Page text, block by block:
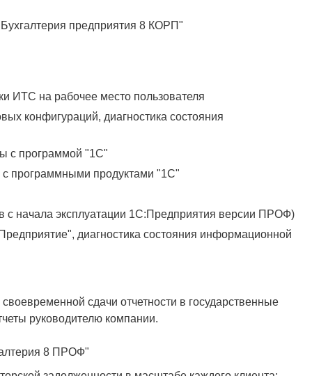
предприятия 8 КОРП"
ИТС на рабочее место пользователя
конфигураций, диагностика состояния
с программой "1С"
с программными продуктами "1С"
начала эксплуатации 1С:Предприятия версии ПРОФ)
диагностика состояния информационной
сдачи отчетности в государственные
руководителю компании.
8 ПРОФ"